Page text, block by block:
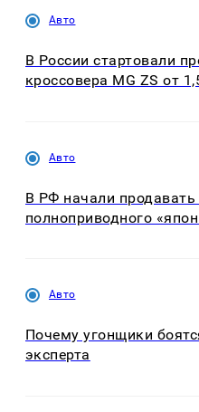
Авто
В России стартовали
кроссовера MG ZS от
Авто
В РФ начали
полноприводного
Авто
Почему угонщики
эксперта